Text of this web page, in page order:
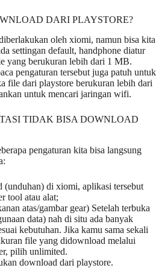
DARI PLAYSTORE?
oleh xiomi, namun bisa kita
settingan default, handphone diatur
yang berukuran lebih dari 1 MB.
pengaturan tersebut juga patuh untuk
file dari playstore berukuran lebih dari
untuk mencari jaringan wifi.
TIDAK BISA DOWNLOAD
pengaturan kita bisa langsung
(unduhan) di xiomi, aplikasi tersebut
tool atau alat;
atas/gambar gear) Setelah terbuka
data) nah di situ ada banyak
kebutuhan. Jika kamu sama sekali
file yang didownload melalui
pilih unlimited.
download dari playstore.